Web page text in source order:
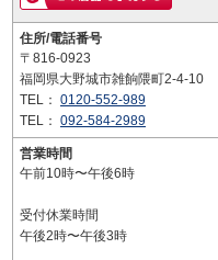
住所/電話番号
〒816-0923
福岡県大野城市雑餉隈町2-4-10
TEL： 0120-552-989
TEL： 092-584-2989
営業時間
午前10時〜午後6時
受付休業時間
午後2時〜午後3時